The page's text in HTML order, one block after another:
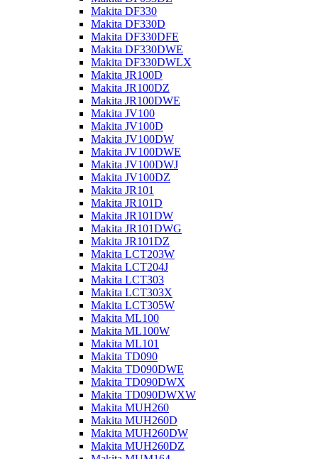
Makita DF330
Makita DF330D
Makita DF330DFE
Makita DF330DWE
Makita DF330DWLX
Makita JR100D
Makita JR100DZ
Makita JR100DWE
Makita JV100
Makita JV100D
Makita JV100DW
Makita JV100DWE
Makita JV100DWJ
Makita JV100DZ
Makita JR101
Makita JR101D
Makita JR101DW
Makita JR101DWG
Makita JR101DZ
Makita LCT203W
Makita LCT204J
Makita LCT303
Makita LCT303X
Makita LCT305W
Makita ML100
Makita ML100W
Makita ML101
Makita TD090
Makita TD090DWE
Makita TD090DWX
Makita TD090DWXW
Makita MUH260
Makita MUH260D
Makita MUH260DW
Makita MUH260DZ